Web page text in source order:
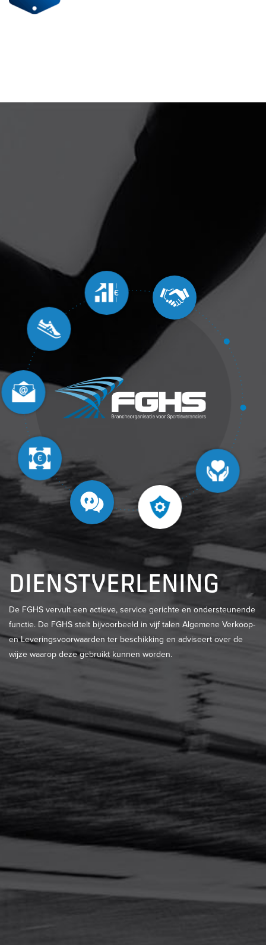
DIENSTVERLENING
De FGHS vervult een actieve, service gerichte en ondersteunende
functie. De FGHS stelt bijvoorbeeld in vijf talen Algemene Verkoop-
en Leveringsvoorwaarden ter beschikking en adviseert over de
wijze waarop deze gebruikt kunnen worden.
LEDENVOORDEEL